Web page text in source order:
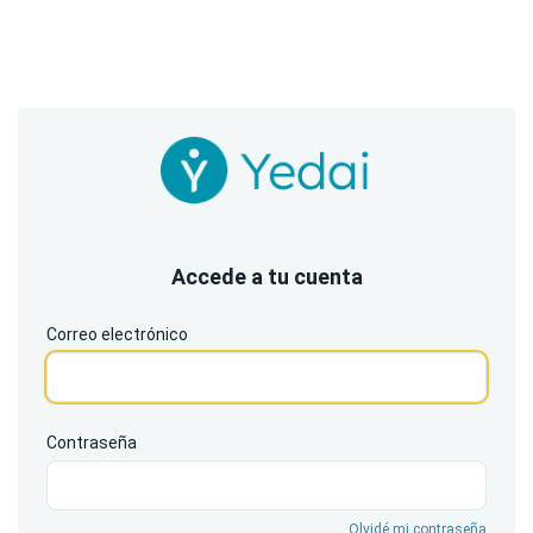
Accede a tu cuenta
Correo electrónico
Contraseña
Olvidé mi contraseña